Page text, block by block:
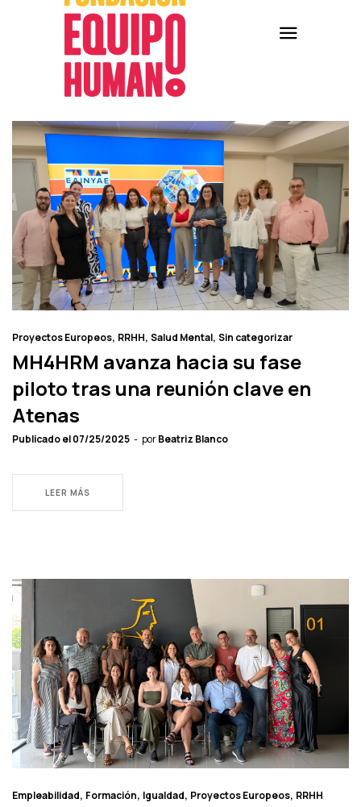
Proyectos Europeos RRHH Salud Mental Sin categorizar
MH4HRM avanza hacia su fase
piloto tras una reunión clave en
Atenas
Publicado el07/25/2025 porBeatriz Blanco
LEER MÁS
Empleabilidad Formación Igualdad Proyectos Europeos RRHH